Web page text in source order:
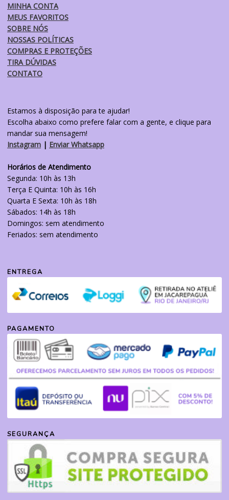
MINHA CONTA
MEUS FAVORITOS
SOBRE NÓS
NOSSAS POLÍTICAS
COMPRAS E PROTEÇÕES
TIRA DÚVIDAS
CONTATO
Estamos à disposição para te ajudar!
Escolha abaixo como prefere falar com a gente, e clique para
mandar sua mensagem!
Instagram | Enviar Whatsapp
Horários de Atendimento
Segunda: 10h às 13h
Terça E Quinta: 10h às 16h
Quarta E Sexta: 10h às 18h
Sábados: 14h às 18h
Domingos: sem atendimento
Feriados: sem atendimento
ENTREGA
PAGAMENTO
SEGURANÇA